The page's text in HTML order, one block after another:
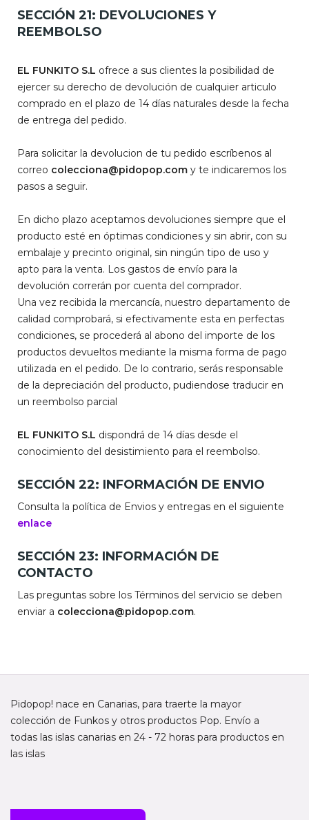
SECCIÓN 21: DEVOLUCIONES Y
REEMBOLSO
EL FUNKITO S.L ofrece a sus clientes la posibilidad de
ejercer su derecho de devolución de cualquier articulo
comprado en el plazo de 14 días naturales desde la fecha
de entrega del pedido.
Para solicitar la devolucion de tu pedido escríbenos al
correo colecciona@pidopop.com y te indicaremos los
pasos a seguir.
En dicho plazo aceptamos devoluciones siempre que el
producto esté en óptimas condiciones y sin abrir, con su
embalaje y precinto original, sin ningún tipo de uso y
apto para la venta. Los gastos de envío para la
devolución correrán por cuenta del comprador.
Una vez recibida la mercancía, nuestro departamento de
calidad comprobará, si efectivamente esta en perfectas
condiciones, se procederá al abono del importe de los
productos devueltos mediante la misma forma de pago
utilizada en el pedido. De lo contrario, serás responsable
de la depreciación del producto, pudiendose traducir en
un reembolso parcial
EL FUNKITO S.L dispondrá de 14 días desde el
conocimiento del desistimiento para el reembolso.
SECCIÓN 22: INFORMACIÓN DE ENVIO
Consulta la política de Envios y entregas en el siguiente
enlace
SECCIÓN 23: INFORMACIÓN DE
CONTACTO
Las preguntas sobre los Términos del servicio se deben
enviar a colecciona@pidopop.com.
Pidopop! nace en Canarias, para traerte la mayor
colección de Funkos y otros productos Pop. Envío a
todas las islas canarias en 24 - 72 horas para productos en
las islas